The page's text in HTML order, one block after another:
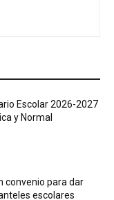
Escolar 2026-2027
y Normal
convenio para dar
escolares